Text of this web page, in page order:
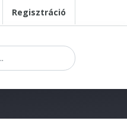
Regisztráció